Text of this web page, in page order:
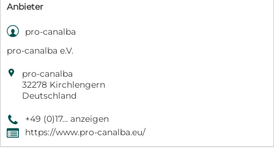
Anbieter

pro-canalba
pro-canalba e.V.

pro-canalba
32278 Kirchlengern
Deutschland
9 +49 (0)17... anzeigen
, https://www.pro-canalba.eu/